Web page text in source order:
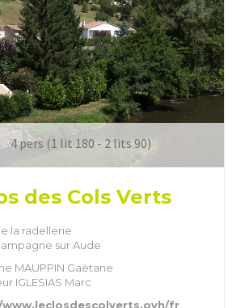
4 pers (1 lit 180 - 2 lits 90)
des Cols Verts
la radellerie
sur Aude
MAUPPIN Gaëtane
IGLESIAS Marc
fr